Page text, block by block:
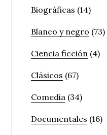
Biográficas (14)
Blanco y negro (73)
Ciencia ficción (4)
Clásicos (67)
Comedia (34)
Documentales (16)